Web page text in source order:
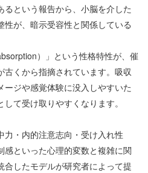
るという報告から、小脳を介した
が、暗示受容性と関係している
）」という性格特性が、催
くから指摘されています。吸収
ジや感覚体験に没入しやすいた
て受け取りやすくなります。
力・内的注意志向・受け入れ性
感といった心理的変数と複雑に関
したモデルが研究者によって提